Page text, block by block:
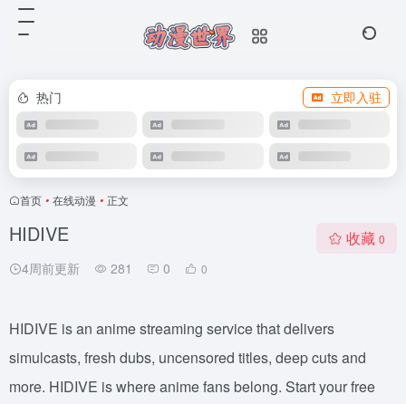
热门 立即入驻
首页 • 在线动漫 • 正文
HIDIVE
4周前更新 281 0 0
收藏 0
HIDIVE is an anime streaming service that delivers
simulcasts, fresh dubs, uncensored titles, deep cuts and
more. HIDIVE is where anime fans belong. Start your free